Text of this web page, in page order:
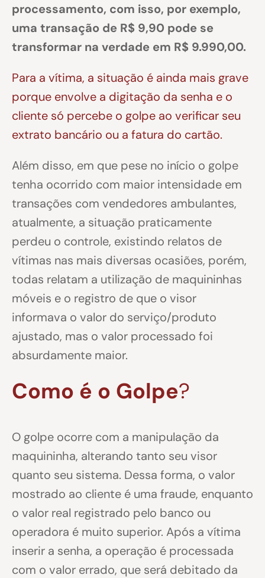
processamento, com isso, por exemplo,
uma transação de R$ 9,90 pode se
transformar na verdade em R$ 9.990,00.
Para a vítima, a situação é ainda mais grave
porque envolve a digitação da senha e o
cliente só percebe o golpe ao verificar seu
extrato bancário ou a fatura do cartão.
Além disso, em que pese no início o golpe
tenha ocorrido com maior intensidade em
transações com vendedores ambulantes,
atualmente, a situação praticamente
perdeu o controle, existindo relatos de
vítimas nas mais diversas ocasiões, porém,
todas relatam a utilização de maquininhas
móveis e o registro de que o visor
informava o valor do serviço/produto
ajustado, mas o valor processado foi
absurdamente maior.
Como é o Golpe?
O golpe ocorre com a manipulação da
maquininha, alterando tanto seu visor
quanto seu sistema. Dessa forma, o valor
mostrado ao cliente é uma fraude, enquanto
o valor real registrado pelo banco ou
operadora é muito superior. Após a vítima
inserir a senha, a operação é processada
com o valor errado, que será debitado da